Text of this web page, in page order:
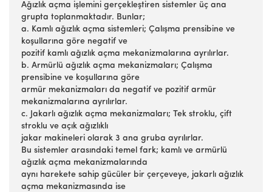
Ağızlık açma işlemini gerçekleştiren sistemler üç ana
grupta toplanmaktadır. Bunlar;
a. Kamlı ağızlık açma sistemleri; Çalışma prensibine ve
koşullarına göre negatif ve
pozitif kamlı ağızlık açma mekanizmalarına ayrılırlar.
b. Armürlü ağızlık açma mekanizmaları; Çalışma
prensibine ve koşullarına göre
armür mekanizmaları da negatif ve pozitif armür
mekanizmalarına ayrılırlar.
c. Jakarlı ağızlık açma mekanizmaları; Tek stroklu, çift
stroklu ve açık ağızlıklı
jakar makineleri olarak 3 ana gruba ayrılırlar.
Bu sistemler arasındaki temel fark; kamlı ve armürlü
ağızlık açma mekanizmalarında
aynı harekete sahip gücüler bir çerçeveye, jakarlı ağızlık
açma mekanizmasında ise